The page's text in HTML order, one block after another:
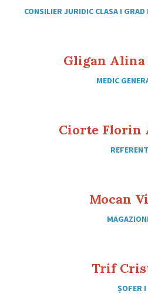
CONSILIER JURIDIC CLASA I
Gligan
MEDIC
Ciorte Florin
Mocan
Trif
ȘOFER I